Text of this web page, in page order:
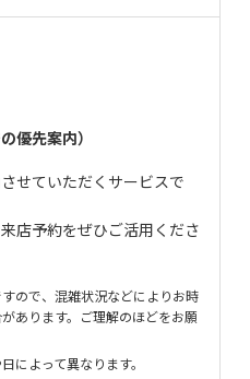
優先案内）
せていただくサービスで
店予約をぜひご活用くださ
ので、混雑状況などによりお時
あります。ご理解のほどをお願
によって異なります。